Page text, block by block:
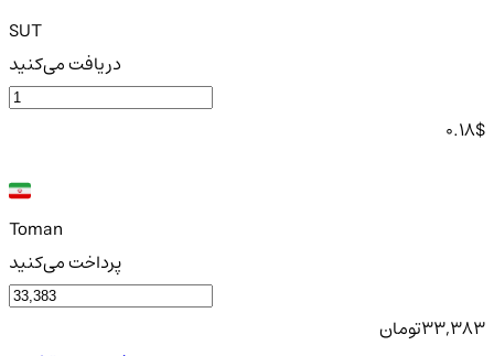
SUT
دریافت می‌کنید
0.18$
Toman
پرداخت می‌کنید
33,383تومان